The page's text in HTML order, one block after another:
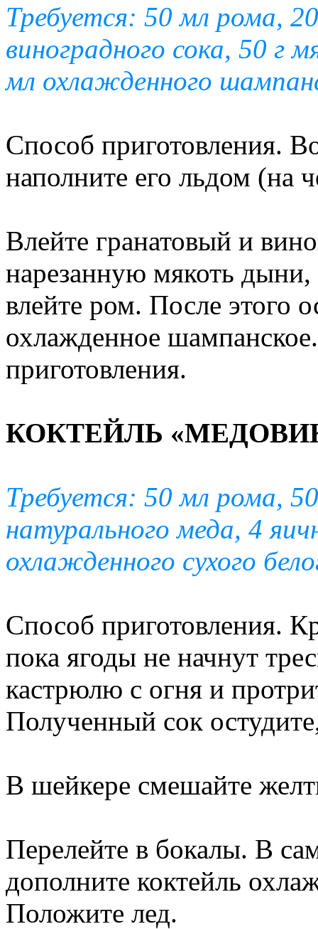
Требуется: 50 мл рома,
виноградного сока, 50 г
мл охлажденного
Способ приготовления.
наполните его льдом (на
Влейте гранатовый и
нарезанную мякоть
влейте ром. После этого
охлажденное
приготовления.
КОКТЕЙЛЬ
Требуется: 50 мл рома,
натурального меда, 4
охлажденного сухого
Способ приготовления.
пока ягоды не начнут
кастрюлю с огня и
Полученный сок
В шейкере смешайте
Перелейте в бокалы. В
дополните коктейль
Положите лед.